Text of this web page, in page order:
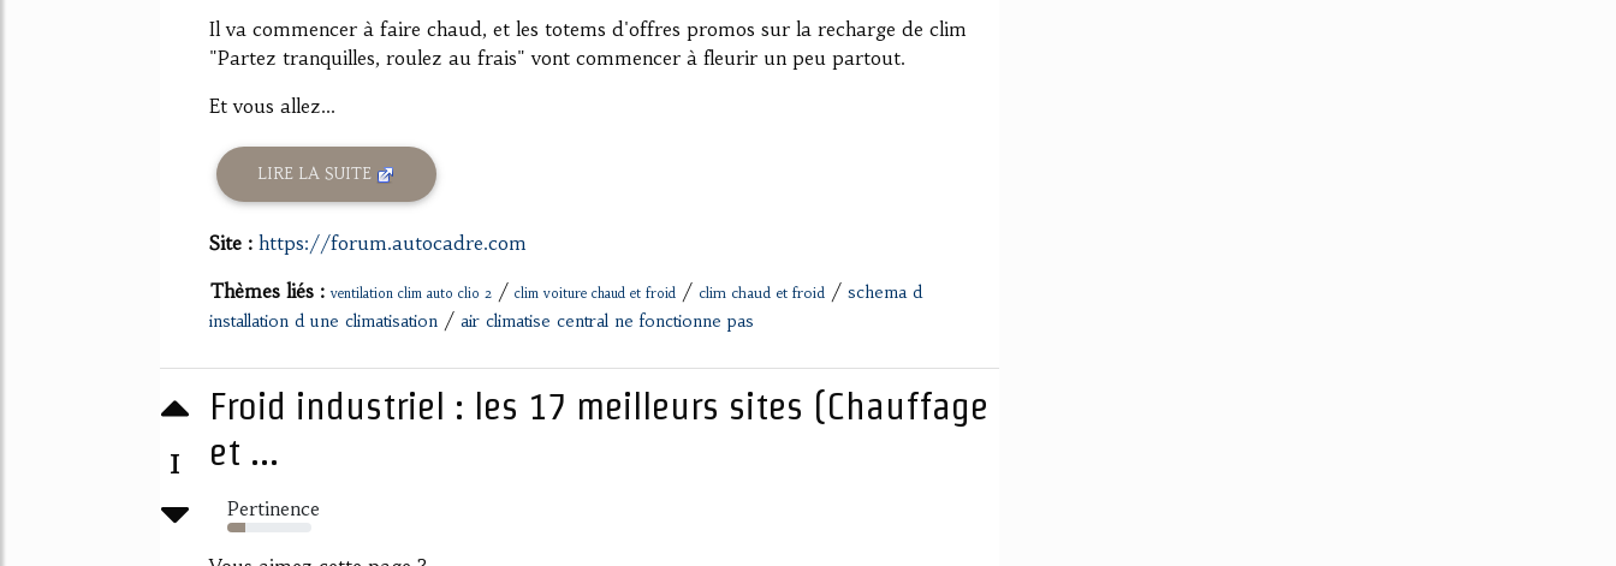
Il va commencer à faire chaud, et les totems d'offres promos sur la recharge de clim
"Partez tranquilles, roulez au frais" vont commencer à fleurir un peu partout.
Et vous allez...
LIRE LA SUITE
Site : https://forum.autocadre.com
Thèmes liés : ventilation clim auto clio 2 / clim voiture chaud et froid / clim chaud et froid / schema d
installation d une climatisation / air climatise central ne fonctionne pas
1
Froid industriel : les 17 meilleurs sites (Chauffage
et ...
Pertinence
21%